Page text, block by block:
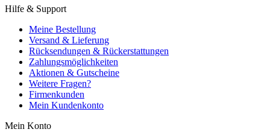
Hilfe & Support
Meine Bestellung
Versand & Lieferung
Rücksendungen & Rückerstattungen
Zahlungsmöglichkeiten
Aktionen & Gutscheine
Weitere Fragen?
Firmenkunden
Mein Kundenkonto
Mein Konto